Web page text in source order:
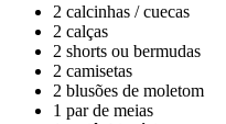
2 calcinhas / cuecas
2 calças
2 shorts ou bermudas
2 camisetas
2 blusões de moletom
1 par de meias